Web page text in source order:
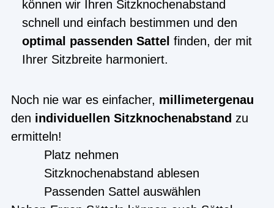
können wir Ihren Sitzknochenabstand
schnell und einfach bestimmen und den
optimal passenden Sattel finden, der mit
Ihrer Sitzbreite harmoniert.
Noch nie war es einfacher, millimetergenau
den individuellen Sitzknochenabstand zu
ermitteln!
Platz nehmen
Sitzknochenabstand ablesen
Passenden Sattel auswählen